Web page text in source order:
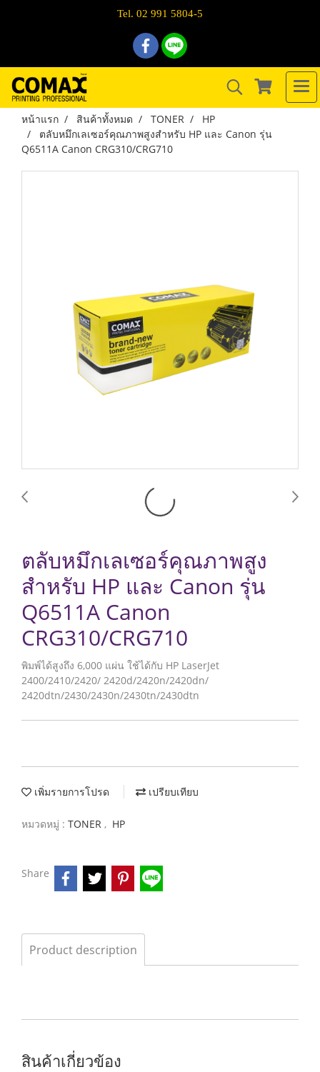
Tel. 02 991 5804-5
หน้าแรก สินค้าทั้งหมด TONER
HP
ตลับหมึกเลเซอร์คุณภาพสูงสำหรับ HP และ Canon รุ่น
Q6511A Canon CRG310/CRG710
ตลับหมึกเลเซอร์คุณภาพสูง
สำหรับ HP และ Canon รุ่น
Q6511A Canon
CRG310/CRG710
พิมพ์ได้สูงถึง 6,000 แผ่น ใช้ได้กับ HP LaserJet
2400/2410/2420/ 2420d/2420n/2420dn/
2420dtn/2430/2430n/2430tn/2430dtn
เพิ่มรายการโปรด เปรียบเทียบ
หมวดหมู่ : TONER , HP
Share
Product description
สินค้าเกี่ยวข้อง